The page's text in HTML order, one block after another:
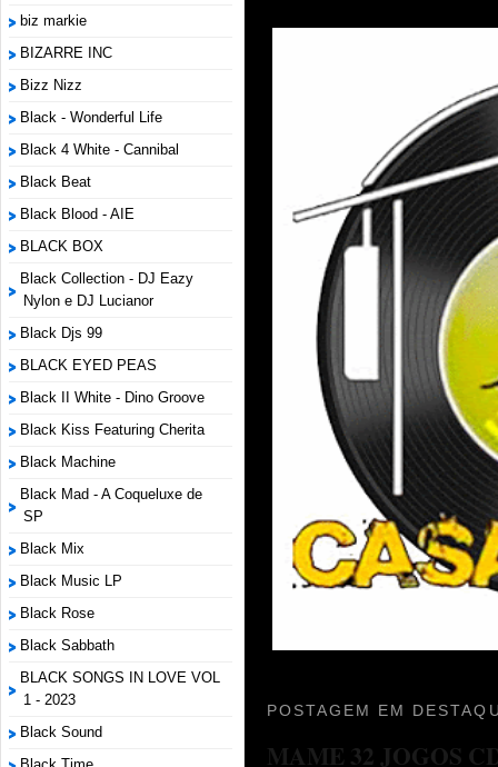
biz markie
BIZARRE INC
Bizz Nizz
Black - Wonderful Life
Black 4 White - Cannibal
Black Beat
Black Blood - AIE
BLACK BOX
Black Collection - DJ Eazy
Nylon e DJ Lucianor
Black Djs 99
BLACK EYED PEAS
Black II White - Dino Groove
Black Kiss Featuring Cherita
Black Machine
Black Mad - A Coqueluxe de
SP
Black Mix
Black Music LP
Black Rose
Black Sabbath
BLACK SONGS IN LOVE VOL
1 - 2023
Black Sound
POSTAGEM EM
MAME 32 JOGOS